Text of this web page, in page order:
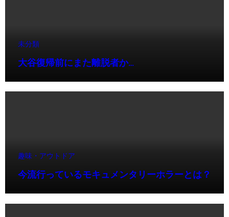
未分類
大谷復帰前にまた離脱者か…
趣味・アウトドア
今流行っているモキュメンタリーホラーとは？